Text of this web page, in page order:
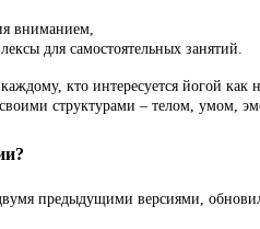
вниманием,
для самостоятельных занятий.
кто интересуется йогой
своими структурами – телом, умом,
предыдущими версиями,